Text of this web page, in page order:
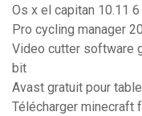
Os x el capitan 10.11
Pro cycling manager
Video cutter software
bit
Avast gratuit pour
Télécharger minecraft